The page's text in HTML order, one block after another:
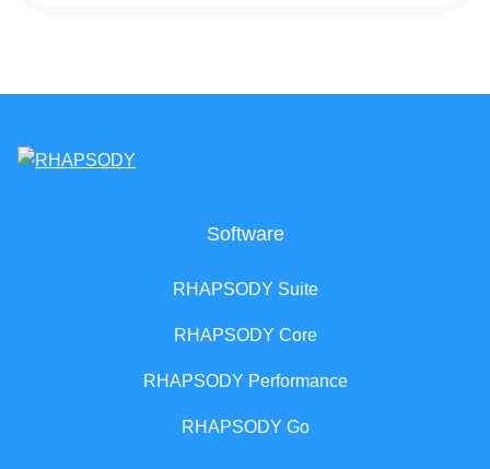
Software
RHAPSODY Suite
RHAPSODY Core
RHAPSODY Performance
RHAPSODY Go